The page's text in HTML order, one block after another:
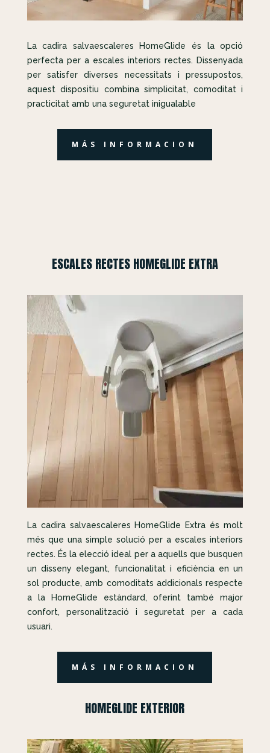
La cadira salvaescaleres HomeGlide és la opció
perfecta per a escales interiors rectes. Dissenyada
per satisfer diverses necessitats i pressupostos,
aquest dispositiu combina simplicitat, comoditat i
practicitat amb una seguretat inigualable
MÁS INFORMACION
ESCALES RECTES HOMEGLIDE EXTRA
La cadira salvaescaleres HomeGlide Extra és molt
més que una simple solució per a escales interiors
rectes. És la elecció ideal per a aquells que busquen
un disseny elegant, funcionalitat i eficiència en un
sol producte, amb comoditats addicionals respecte
a la HomeGlide estàndard, oferint també major
confort, personalització i seguretat per a cada
usuari.
MÁS INFORMACION
HOMEGLIDE EXTERIOR